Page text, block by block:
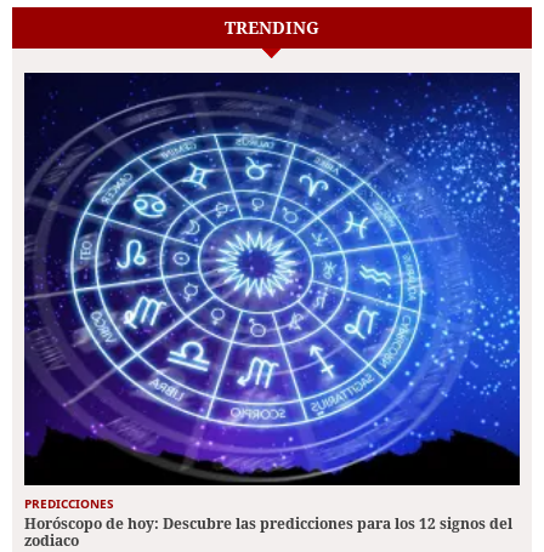
TRENDING
PREDICCIONES
Horóscopo de hoy: Descubre las predicciones para los 12 signos del
zodiaco